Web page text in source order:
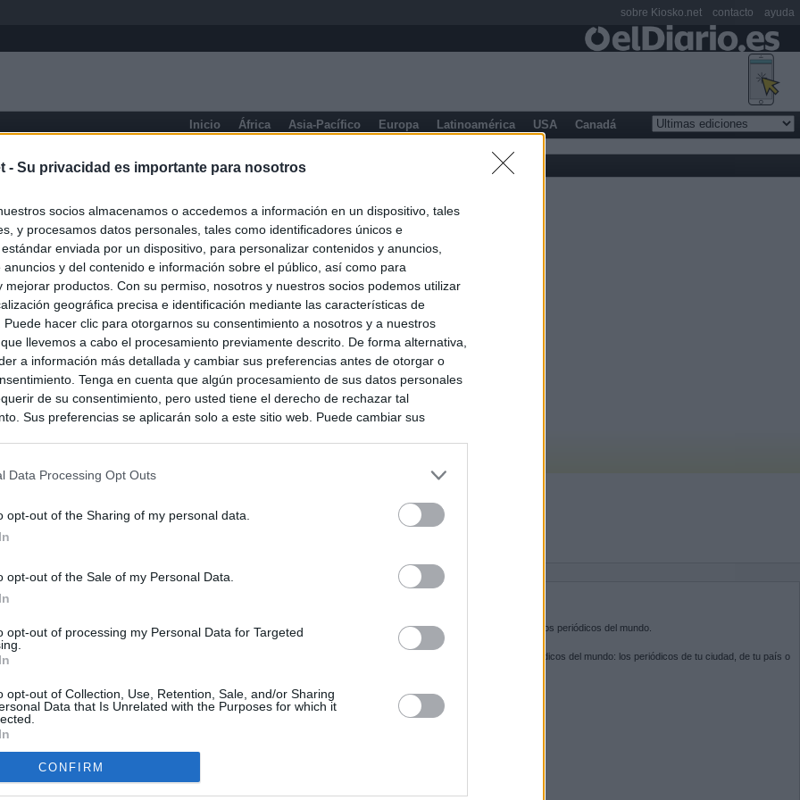
- Su privacidad es importante para nosotros
socios almacenamos o accedemos a información en un dispositivo, tales
y procesamos datos personales, tales como identificadores únicos e
enviada por un dispositivo, para personalizar contenidos y anuncios,
anuncios y del contenido e información sobre el público, así como para
mejorar productos. Con su permiso, nosotros y nuestros socios podemos utilizar
geográfica precisa e identificación mediante las características de
Puede hacer clic para otorgarnos su consentimiento a nosotros y a nuestros
llevemos a cabo el procesamiento previamente descrito. De forma alternativa,
a información más detallada y cambiar sus preferencias antes de otorgar o
Tenga en cuenta que algún procesamiento de sus datos personales
de su consentimiento, pero usted tiene el derecho de rechazar tal
Sus preferencias se aplicarán solo a este sitio web. Puede cambiar sus
Data Processing Opt Outs
opt-out of the Sharing of my personal data.
opt-out of the Sale of my Personal Data.
opt-out of processing my Personal Data for Targeted
opt-out of Collection, Use, Retention, Sale, and/or Sharing
Data that Is Unrelated with the Purposes for which it
CONFIRM
Inicio África Asia-Pacífico Europa Latinoamérica USA Canadá
Norte
entre los viajeros procedentes de Italia por los nuevos
esperábamos peor"
en directo: Interior reitera que los controles a viajeros
son aleatorios y no sistemáticos
fronterizo
Kiosko.netes la puerta de entrada a los periódicos del mundo.
Navega por las portadas de los periódicos del mundo: los periódicos de tu ciudad, de tu país o
SÍGUENOS
sobre Kiosko.net contacto ayuda